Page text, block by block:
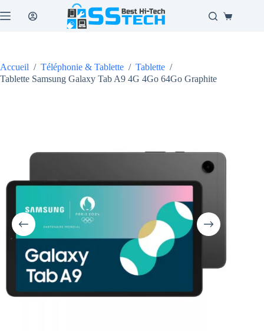
au
Panier
Accueil / Téléphonie & Tablette / Tablette /
Tablette Samsung Galaxy Tab A9 4G 4Go 64Go Graphite